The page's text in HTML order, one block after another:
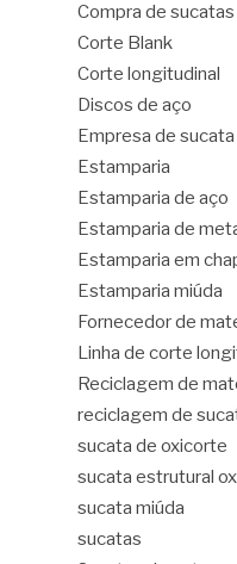
Compra de sucatas
Corte Blank
Corte longitudinal
Discos de aço
Empresa de sucata
Estamparia
Estamparia de aço
Estamparia de
Estamparia em
Estamparia miúda
Fornecedor de
Linha de corte
Reciclagem de
reciclagem de
sucata de oxicorte
sucata estrutural
sucata miúda
sucatas